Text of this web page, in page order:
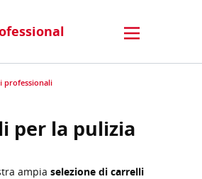
professionali
per la pulizia
ampia selezione di carrelli